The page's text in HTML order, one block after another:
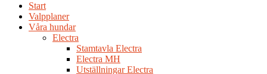
Start
Valpplaner
Våra hundar
Electra
Stamtavla Electra
Electra MH
Utställningar Electra